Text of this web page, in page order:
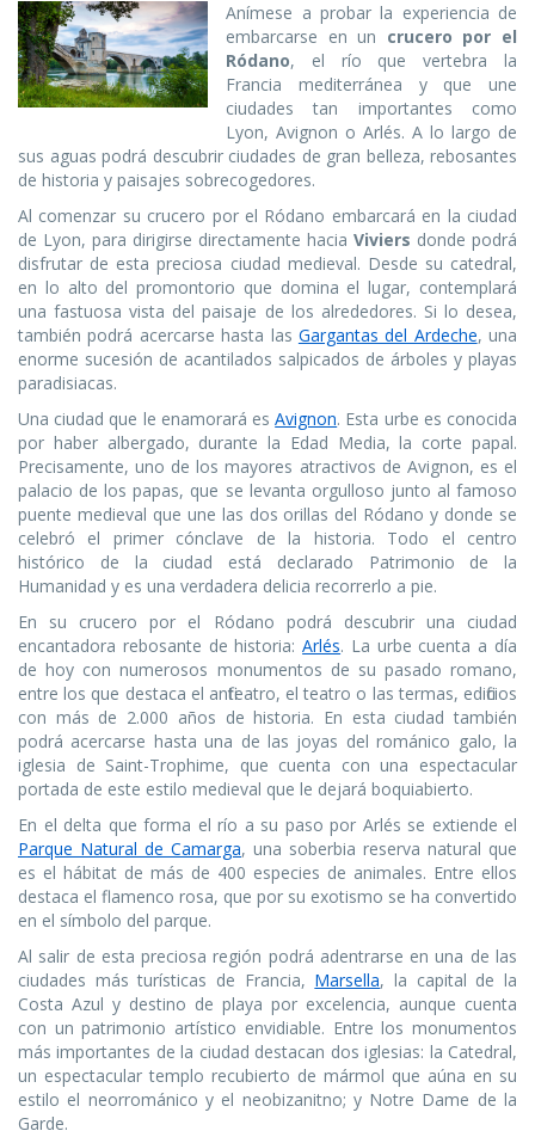
Anímese a probar la experiencia de
embarcarse en un crucero por el
Ródano, el río que vertebra la
Francia mediterránea y que une
ciudades tan importantes como
Lyon, Avignon o Arlés. A lo largo de
sus aguas podrá descubrir ciudades de gran belleza, rebosantes
de historia y paisajes sobrecogedores.
Al comenzar su crucero por el Ródano embarcará en la ciudad
de Lyon, para dirigirse directamente hacia Viviers donde podrá
disfrutar de esta preciosa ciudad medieval. Desde su catedral,
en lo alto del promontorio que domina el lugar, contemplará
una fastuosa vista del paisaje de los alrededores. Si lo desea,
también podrá acercarse hasta las Gargantas del Ardeche, una
enorme sucesión de acantilados salpicados de árboles y playas
paradisiacas.
Una ciudad que le enamorará esAvignon. Esta urbe es conocida
por haber albergado, durante la Edad Media, la corte papal.
Precisamente, uno de los mayores atractivos de Avignon, es el
palacio de los papas, que se levanta orgulloso junto al famoso
puente medieval que une las dos orillas del Ródano y donde se
celebró el primer cónclave de la historia. Todo el centro
histórico de la ciudad está declarado Patrimonio de la
Humanidad y es una verdadera delicia recorrerlo a pie.
En su crucero por el Ródano podrá descubrir una ciudad
encantadora rebosante de historia:Arlés. La urbe cuenta a día
de hoy con numerosos monumentos de su pasado romano,
entre los que destaca el anfiteatro, el teatro o las termas, edificios
con más de 2.000 años de historia. En esta ciudad también
podrá acercarse hasta una de las joyas del románico galo, la
iglesia de Saint-Trophime, que cuenta con una espectacular
portada de este estilo medieval que le dejará boquiabierto.
En el delta que forma el río a su paso por Arlés se extiende el
Parque Natural de Camarga, una soberbia reserva natural que
es el hábitat de más de 400 especies de animales. Entre ellos
destaca el flamenco rosa, que por su exotismo se ha convertido
en el símbolo del parque.
Al salir de esta preciosa región podrá adentrarse en una de las
ciudades más turísticas de Francia, Marsella, la capital de la
Costa Azul y destino de playa por excelencia, aunque cuenta
con un patrimonio artístico envidiable. Entre los monumentos
más importantes de la ciudad destacan dos iglesias: la Catedral,
un espectacular templo recubierto de mármol que aúna en su
estilo el neorrománico y el neobizanitno; y Notre Dame de la
Garde.